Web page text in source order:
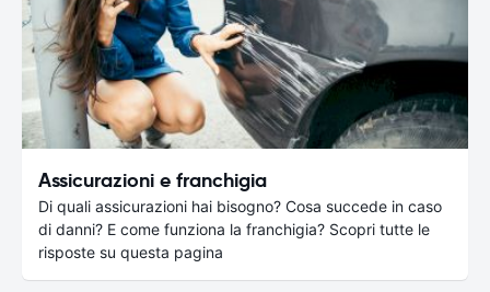
Assicurazioni e franchigia
Di quali assicurazioni hai bisogno? Cosa succede in caso
di danni? E come funziona la franchigia? Scopri tutte le
risposte su questa pagina